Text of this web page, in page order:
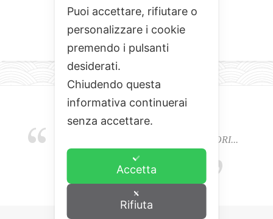
EMOZIONI, COLORI, ODORI E SAPORI...
L'ALCHIMIA DEL BUON CIBO
Puoi accettare, rifiutare o
personalizzare i cookie
premendo i pulsanti
desiderati.
Chiudendo questa
informativa continuerai
senza accettare.
Accetta
Rifiuta